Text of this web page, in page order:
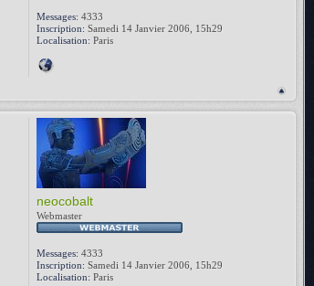
Messages: 4333
Inscription: Samedi 14 Janvier 2006, 15h29
Localisation: Paris
neocobalt
Webmaster
Messages: 4333
Inscription: Samedi 14 Janvier 2006, 15h29
Localisation: Paris